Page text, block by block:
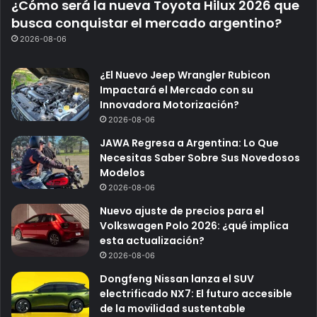
¿Cómo será la nueva Toyota Hilux 2026 que
busca conquistar el mercado argentino?
2026-08-06
¿El Nuevo Jeep Wrangler Rubicon
Impactará el Mercado con su
Innovadora Motorización?
2026-08-06
JAWA Regresa a Argentina: Lo Que
Necesitas Saber Sobre Sus Novedosos
Modelos
2026-08-06
Nuevo ajuste de precios para el
Volkswagen Polo 2026: ¿qué implica
esta actualización?
2026-08-06
Dongfeng Nissan lanza el SUV
electrificado NX7: El futuro accesible
de la movilidad sustentable